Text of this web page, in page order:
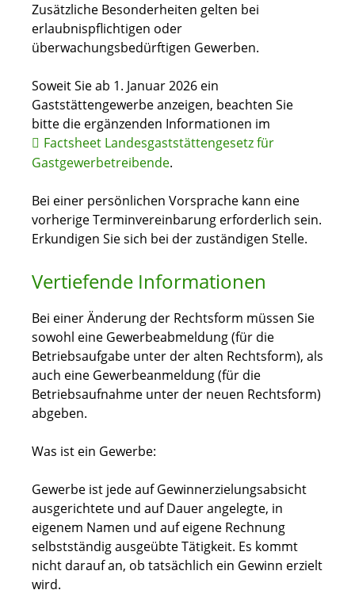
Zusätzliche Besonderheiten gelten bei
erlaubnispflichtigen oder
überwachungsbedürftigen Gewerben.
Soweit Sie ab 1. Januar 2026 ein
Gaststättengewerbe anzeigen, beachten Sie
bitte die ergänzenden Informationen im
Factsheet Landesgaststättengesetz für
Gastgewerbetreibende.
Bei einer persönlichen Vorsprache kann eine
vorherige Terminvereinbarung erforderlich sein.
Erkundigen Sie sich bei der zuständigen Stelle.
Vertiefende Informationen
Bei einer Änderung der Rechtsform müssen Sie
sowohl eine Gewerbeabmeldung (für die
Betriebsaufgabe unter der alten Rechtsform), als
auch eine Gewerbeanmeldung (für die
Betriebsaufnahme unter der neuen Rechtsform)
abgeben.
Was ist ein Gewerbe:
Gewerbe ist jede auf Gewinnerzielungsabsicht
ausgerichtete und auf Dauer angelegte, in
eigenem Namen und auf eigene Rechnung
selbstständig ausgeübte Tätigkeit. Es kommt
nicht darauf an, ob tatsächlich ein Gewinn erzielt
wird.